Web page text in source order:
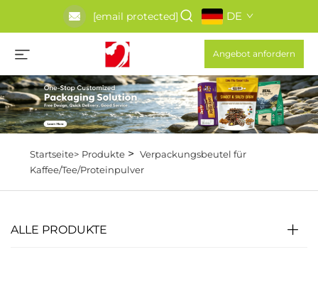
[email protected] DE
Angebot anfordern
Startseite> Produkte> Verpackungsbeutel für
Kaffee/Tee/Proteinpulver
ALLE PRODUKTE